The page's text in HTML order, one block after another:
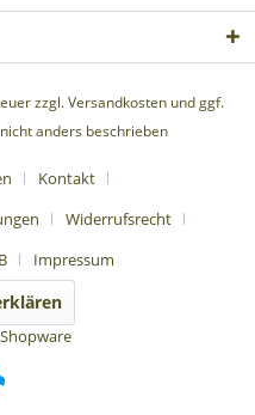
zzgl.Versandkosten und ggf.
anders beschrieben
Kontakt
Widerrufsrecht
Impressum